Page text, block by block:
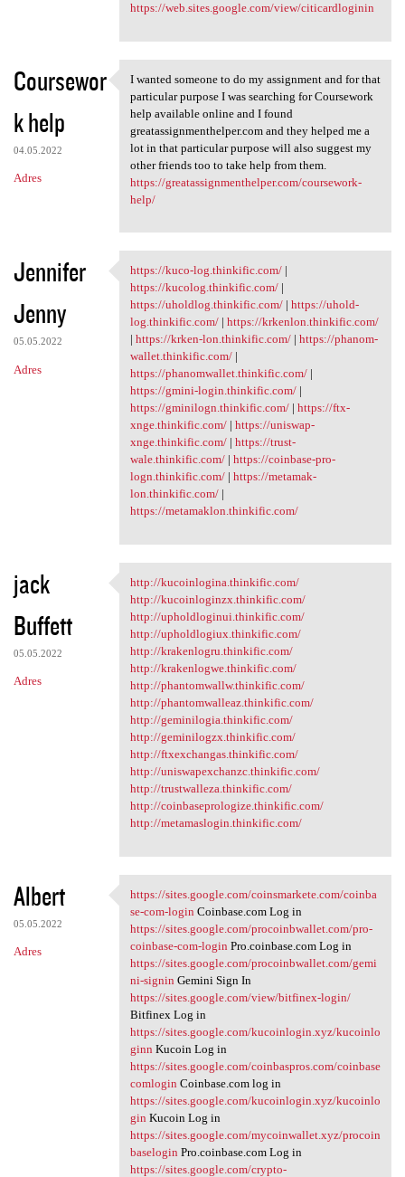
https://web.sites.google.com/view/citicardloginin
Coursewor
k help
04.05.2022
Adres
I wanted someone to do my
I wanted someone to do my assignment and for that
particular purpose I was searching for Coursework
help available online and I found
greatassignmenthelper.com and they helped me a
lot in that particular purpose will also suggest my
other friends too to take help from them.
https://greatassignmenthelper.com/coursework-
help/
Jennifer
Jenny
05.05.2022
Adres
https://kuco-log.thinkific
https://kuco-log.thinkific.com/|
https://kucolog.thinkific.com/|
https://uholdlog.thinkific.com/| https://uhold-
log.thinkific.com/| https://krkenlon.thinkific.com/
| https://krken-lon.thinkific.com/| https://phanom-
wallet.thinkific.com/|
https://phanomwallet.thinkific.com/|
https://gmini-login.thinkific.com/|
https://gminilogn.thinkific.com/| https://ftx-
xnge.thinkific.com/| https://uniswap-
xnge.thinkific.com/| https://trust-
wale.thinkific.com/| https://coinbase-pro-
logn.thinkific.com/| https://metamak-
lon.thinkific.com/|
https://metamaklon.thinkific.com/
jack
Buffett
05.05.2022
Adres
http://kucoinlogina.thinkific
http://kucoinlogina.thinkific.com/
http://kucoinloginzx.thinkific.com/
http://upholdloginui.thinkific.com/
http://upholdlogiux.thinkific.com/
http://krakenlogru.thinkific.com/
http://krakenlogwe.thinkific.com/
http://phantomwallw.thinkific.com/
http://phantomwalleaz.thinkific.com/
http://geminilogia.thinkific.com/
http://geminilogzx.thinkific.com/
http://ftxexchangas.thinkific.com/
http://uniswapexchanzc.thinkific.com/
http://trustwalleza.thinkific.com/
http://coinbaseprologize.thinkific.com/
http://metamaslogin.thinkific.com/
Albert
05.05.2022
Adres
https://sites.google.com
https://sites.google.com/coinsmarkete.com/coinba
se-com-login Coinbase.com Log in
https://sites.google.com/procoinbwallet.com/pro-
coinbase-com-login Pro.coinbase.com Log in
https://sites.google.com/procoinbwallet.com/gemi
ni-signin Gemini Sign In
https://sites.google.com/view/bitfinex-login/
Bitfinex Log in
https://sites.google.com/kucoinlogin.xyz/kucoinlo
ginn Kucoin Log in
https://sites.google.com/coinbaspros.com/coinbase
comlogin Coinbase.com log in
https://sites.google.com/kucoinlogin.xyz/kucoinlo
gin Kucoin Log in
https://sites.google.com/mycoinwallet.xyz/procoin
baselogin Pro.coinbase.com Log in
https://sites.google.com/crypto-